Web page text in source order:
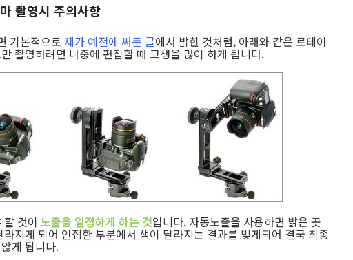
촬영시 주의사항
기본적으로 제가 예전에 써둔 글에서 밝힌 것처럼, 아래와 같은 로테이
촬영하려면 나중에 편집할 때 고생을 많이 하게 됩니다.
것이 노출을 일정하게 하는 것입니다. 자동노출을 사용하면 밝은 곳
지게 되어 인접한 부분에서 색이 달라지는 결과를 빚게되어 결국 최종
게 됩니다.